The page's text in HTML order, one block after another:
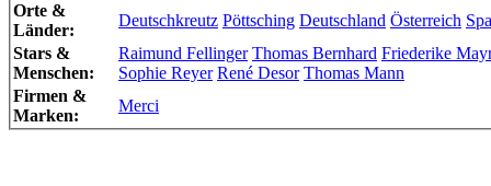
Orte &
Länder:
Deutschkreutz Pöttsching Deutschland Österreich
Stars &
Menschen:
Raimund Fellinger Thomas Bernhard Friederike
Sophie Reyer René Desor Thomas Mann
Firmen &
Marken:
Merci